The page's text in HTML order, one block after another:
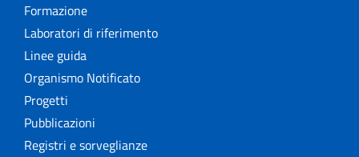
Formazione
Laboratori di riferimento
Linee guida
Organismo Notificato
Progetti
Pubblicazioni
Registri e sorveglianze